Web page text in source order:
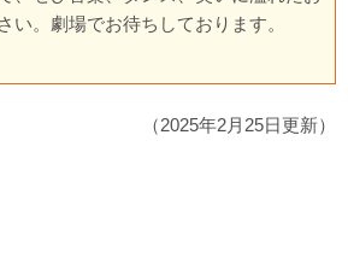
い。劇場でお待ちしております。
（2025年2月25日更新）